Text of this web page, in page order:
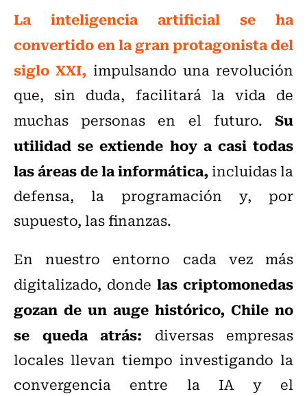
La inteligencia artificial se ha
convertido en la gran protagonista del
siglo XXI, impulsando una revolución
que, sin duda, facilitará la vida de
muchas personas en el futuro. Su
utilidad se extiende hoy a casi todas
las áreas de la informática,incluidas la
defensa, la programación y, por
supuesto, las finanzas.
En nuestro entorno cada vez más
digitalizado, donde las criptomonedas
gozan de un auge histórico, Chile no
se queda atrás: diversas empresas
locales llevan tiempo investigando la
convergencia entre la IA y el